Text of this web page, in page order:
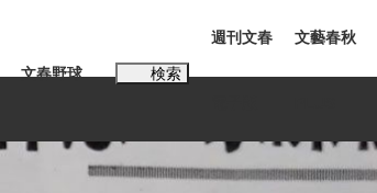
文春野球 検索
週刊文春 文藝春秋